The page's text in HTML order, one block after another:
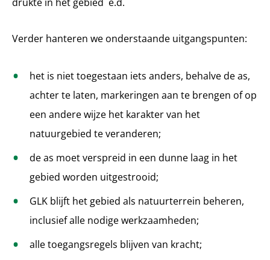
Verder hanteren we onderstaande uitgangspunten:
het is niet toegestaan iets anders, behalve de as,
achter te laten, markeringen aan te brengen of op
een andere wijze het karakter van het
natuurgebied te veranderen;
de as moet verspreid in een dunne laag in het
gebied worden uitgestrooid;
GLK blijft het gebied als natuurterrein beheren,
inclusief alle nodige werkzaamheden;
alle toegangsregels blijven van kracht;